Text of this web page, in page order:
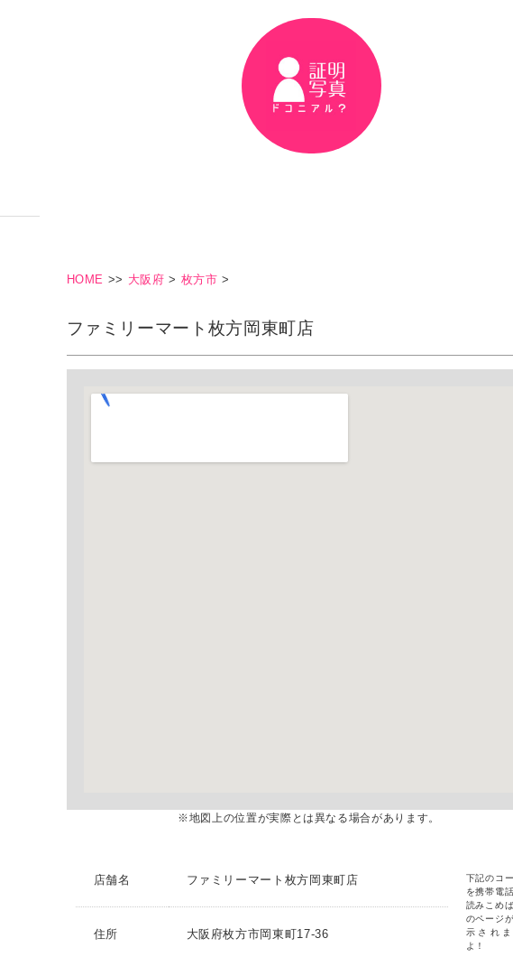
HOME >> 大阪府 > 枚方市 >
ファミリーマート枚方岡東町店
※地図上の位置が実際とは異なる場合があります。
店舗名 ファミリーマート枚方岡東町店
下記のコ
を携帯電
読みこめ
のページ
示され
よ！
住所 大阪府枚方市岡東町17-36